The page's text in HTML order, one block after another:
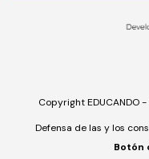
Copyright EDUCANDO
Defensa de las y los
Botón